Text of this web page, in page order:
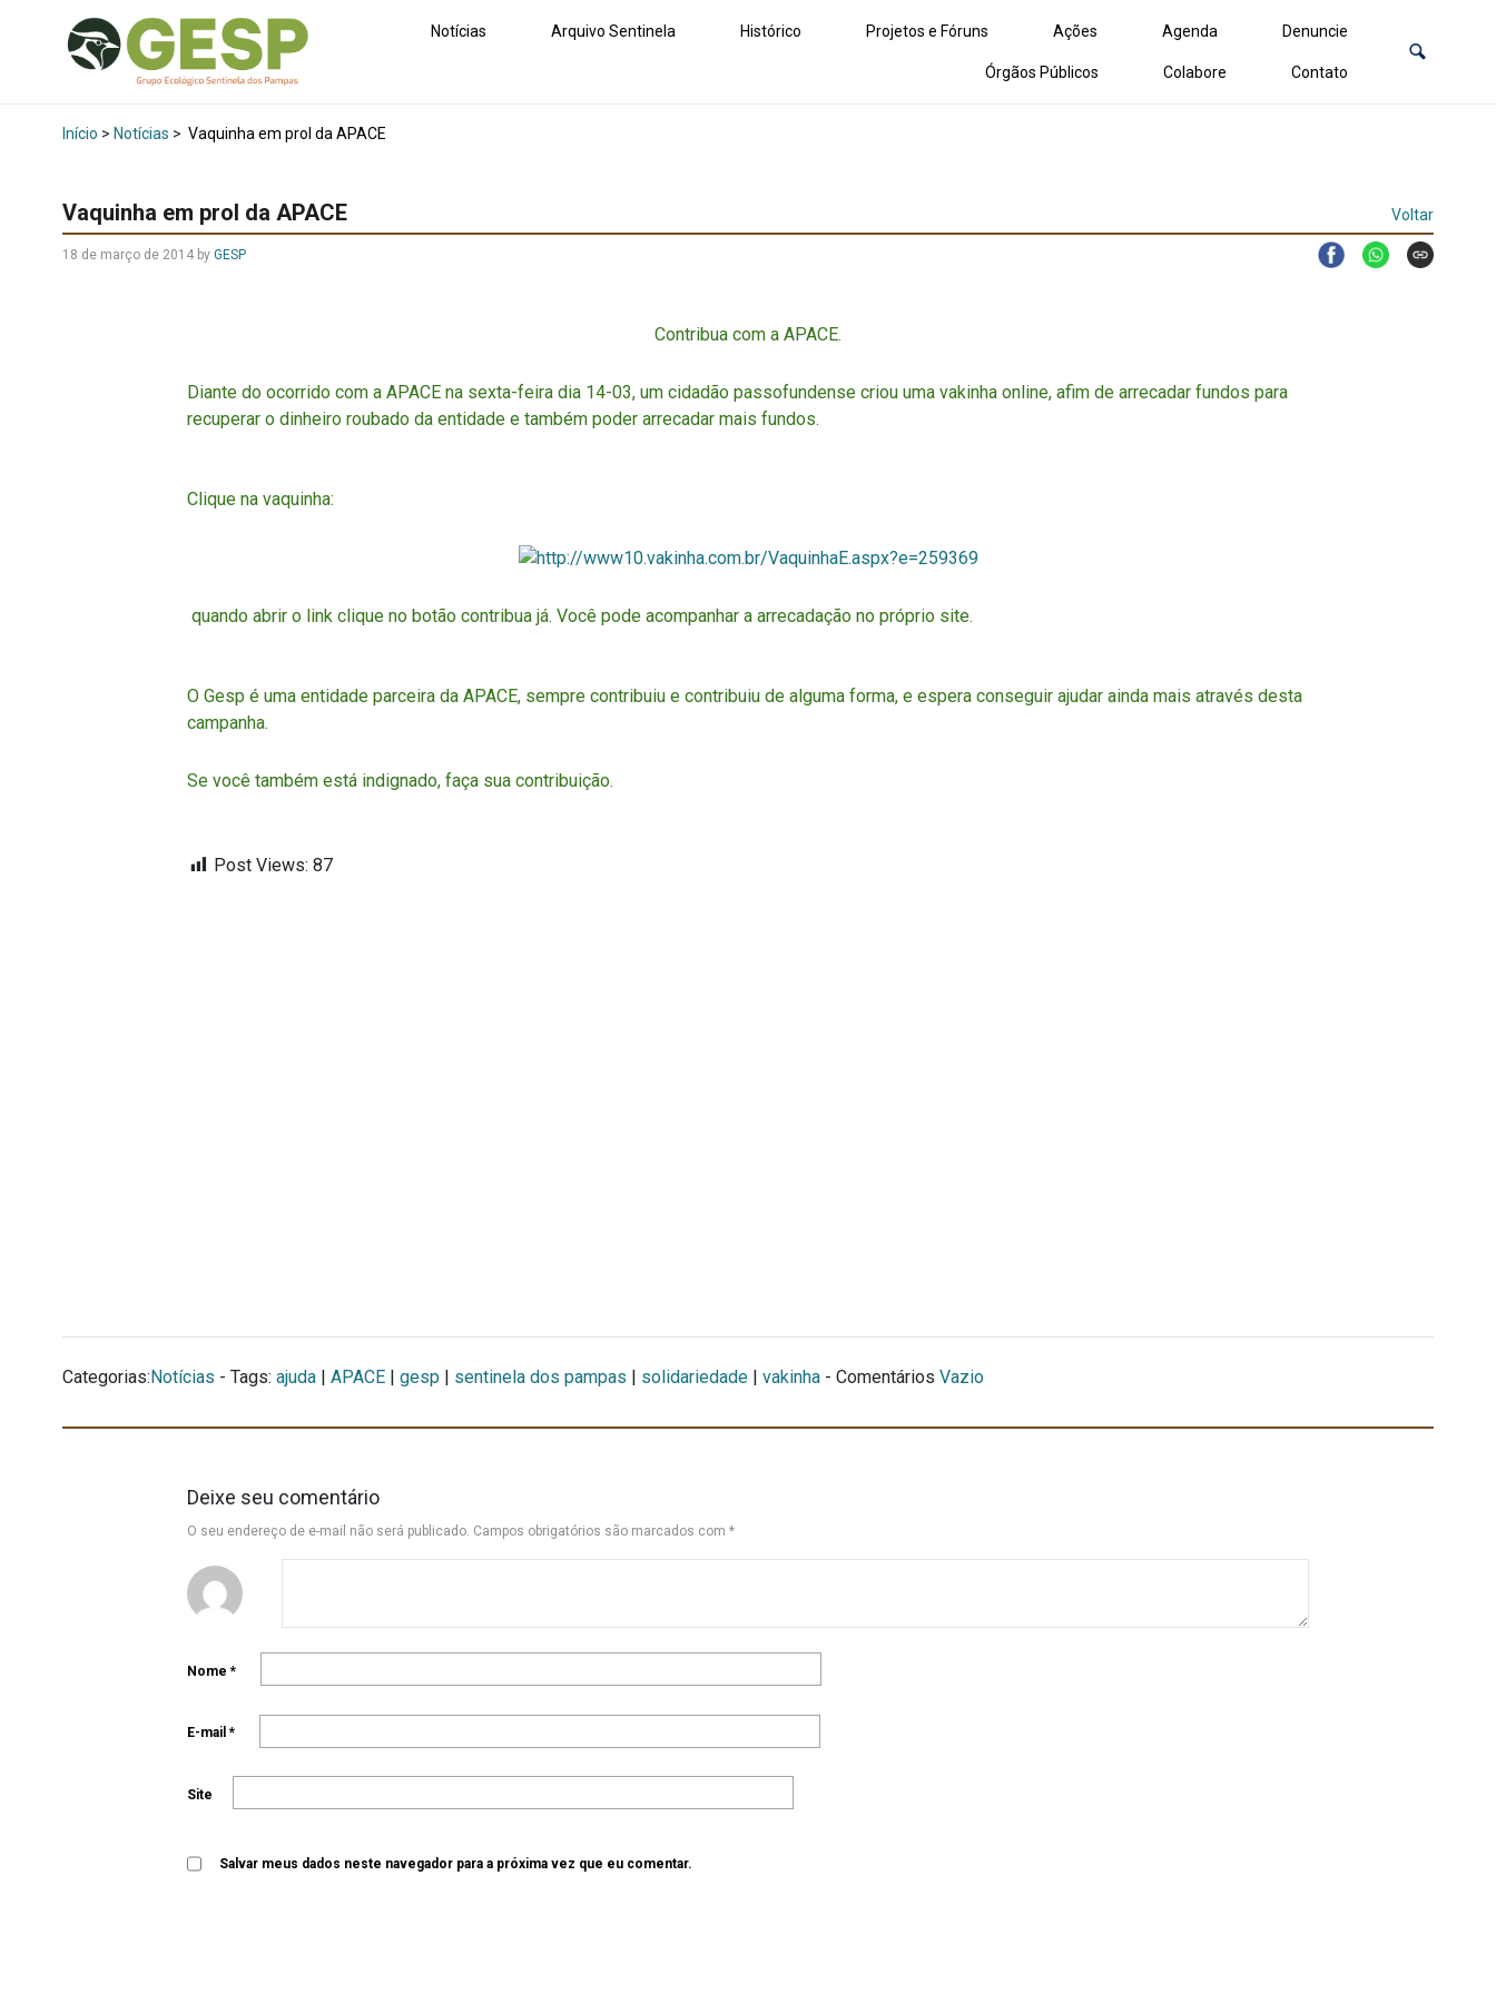
Notícias Arquivo Sentinela Histórico Projetos e Fóruns Ações Agenda Denuncie
Órgãos Públicos Colabore Contato
Início > Notícias > Vaquinha em prol da APACE
Vaquinha em prol da APACE Voltar
18 de março de 2014 by GESP
Contribua com a APACE.
Diante do ocorrido com a APACE na sexta-feira dia 14-03, um cidadão passofundense criou uma vakinha online, afim de arrecadar fundos para
recuperar o dinheiro roubado da entidade e também poder arrecadar mais fundos.
Clique na vaquinha:
quando abrir o link clique no botão contribua já. Você pode acompanhar a arrecadação no próprio site.
O Gesp é uma entidade parceira da APACE, sempre contribuiu e contribuiu de alguma forma, e espera conseguir ajudar ainda mais através desta
campanha.
Se você também está indignado, faça sua contribuição.
Post Views: 87
Categorias: Notícias - Tags: ajuda APACE gesp sentinela dos pampas solidariedade vakinha - Comentários Vazio
Deixe seu comentário
O seu endereço de e-mail não será publicado. Campos obrigatórios são marcados com *
Nome *
E-mail *
Site
Salvar meus dados neste navegador para a próxima vez que eu comentar.